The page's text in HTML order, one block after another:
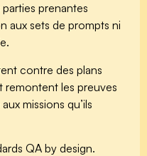
prenantes
aux sets de prompts ni
contre des plans
remontent les preuves
missions qu’ils
QA by design.